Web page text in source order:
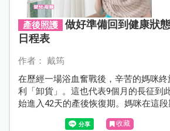
產後照護
做好準備回到健康狀
日程表
作者： 戴筠
在歷經一場浴血奮戰後，辛苦的媽咪
利「卸貨」。這也代表9個月的長征到
始進入42天的產後恢復期。媽咪在這
體，還要學習照顧寶寶、哺乳，身心壓
文從傷口狀態、子宮狀態、惡露排放、
收藏